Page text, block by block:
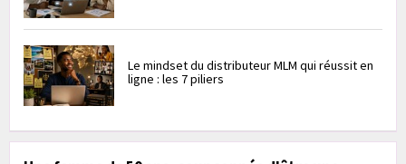
Le mindset du distributeur MLM qui réussit en
ligne : les 7 piliers